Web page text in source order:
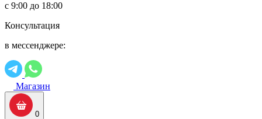
с 9:00 до 18:00
Консультация
в мессенджере:
Магазин
0